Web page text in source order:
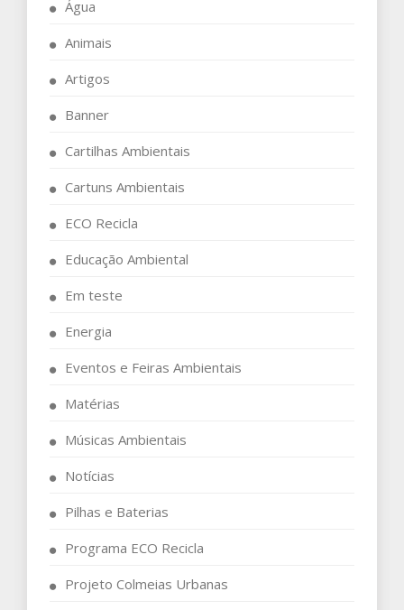
Água
Animais
Artigos
Banner
Cartilhas Ambientais
Cartuns Ambientais
ECO Recicla
Educação Ambiental
Em teste
Energia
Eventos e Feiras Ambientais
Matérias
Músicas Ambientais
Notícias
Pilhas e Baterias
Programa ECO Recicla
Projeto Colmeias Urbanas